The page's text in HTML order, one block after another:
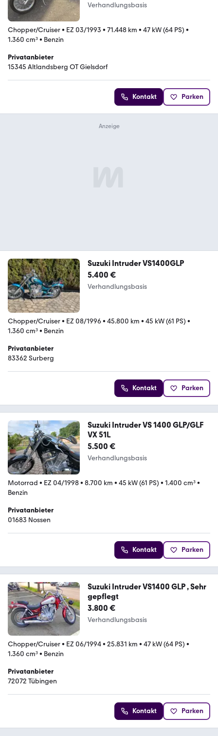
Verhandlungsbasis
Chopper/Cruiser• EZ 03/1993 • 71.448 km • 47 kW (64 PS) •
1.360 cm³• Benzin
Privatanbieter
15345 Altlandsberg OT Gielsdorf
Kontakt Parken
Suzuki Intruder VS1400GLP
5.400 €
Verhandlungsbasis
Chopper/Cruiser• EZ 08/1996• 45.800 km • 45 kW (61 PS) •
1.360 cm³• Benzin
Privatanbieter
83362 Surberg
Kontakt Parken
Suzuki Intruder VS 1400 GLP/GLF
VX 51L
5.500 €
Verhandlungsbasis
Motorrad • EZ 04/1998• 8.700 km • 45 kW (61 PS) • 1.400 cm³•
Benzin
Privatanbieter
01683 Nossen
Kontakt Parken
Suzuki Intruder VS1400 GLP , Sehr
gepflegt
3.800 €
Verhandlungsbasis
Chopper/Cruiser• EZ 06/1994• 25.831 km • 47 kW (64 PS) •
1.360 cm³• Benzin
Privatanbieter
72072 Tübingen
Kontakt Parken